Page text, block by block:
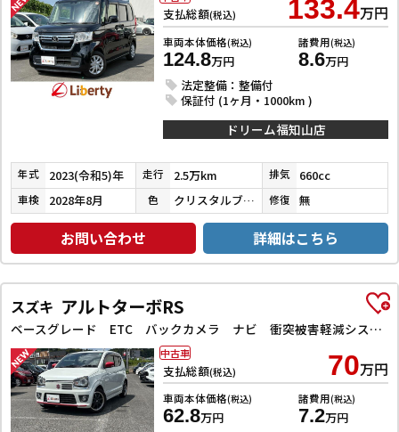
支払総額(税込) 133.4万円
車両本体価格(税込)
124.8万円
諸費用(税込)
8.6万円
法定整備：整備付
保証付 (1ヶ月・1000km )
ドリーム福知山店
年式 2023(令和5)年 走行 2.5万km 排気 660cc
車検 2028年8月 色 クリスタルブラックパール 修復 無
お問い合わせ 詳細はこちら
スズキ アルトターボRS
ベースグレード ETC バックカメラ ナビ 衝突被害軽減システム オートライト HID スマートキー アイドリングストップ 電動格納ミラー シートヒーター AT 盗難防止システム ABS ESC アルミホイール
支払総額(税込) 70万円
車両本体価格(税込)
62.8万円
諸費用(税込)
7.2万円
中古車